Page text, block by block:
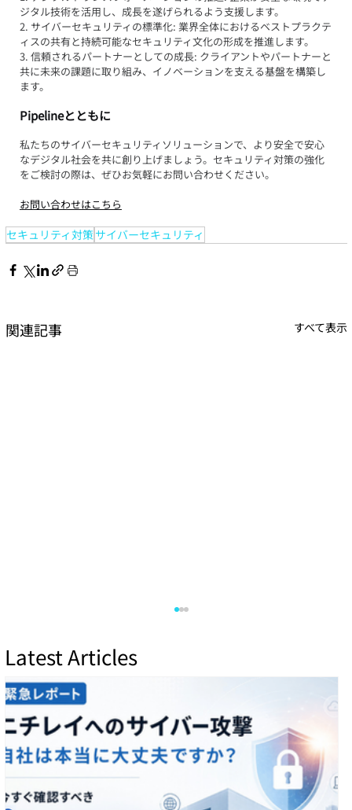
Latest Articles
ジタル技術を活用し、成長を遂げられるよう支援します。
2. サイバーセキュリティの標準化: 業界全体におけるベストプラクテ
ィスの共有と持続可能なセキュリティ文化の形成を推進します。
3. 信頼されるパートナーとしての成長: クライアントやパートナーと
共に未来の課題に取り組み、イノベーションを支える基盤を構築し
ます。
Pipelineとともに
私たちのサイバーセキュリティソリューションで、より安全で安心
なデジタル社会を共に創り上げましょう。セキュリティ対策の強化
をご検討の際は、ぜひお気軽にお問い合わせください。
お問い合わせはこちら
セキュリティ対策サイバーセキュリティ
関連記事 すべて表示
SGNOG７（７月１２日）